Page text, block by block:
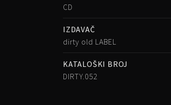
CD
IZDAVAČ
dirty old LABEL
KATALOŠKI BROJ
DIRTY.052